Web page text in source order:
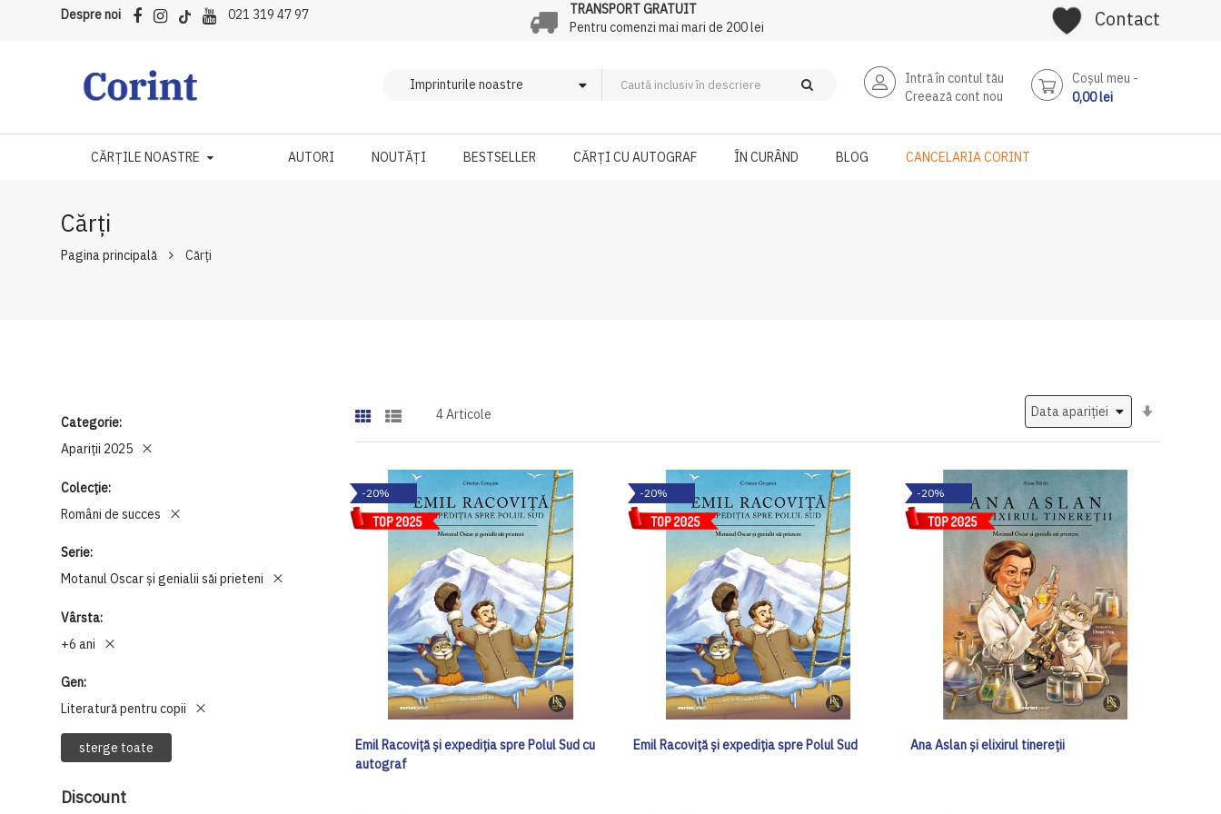
Despre noi 021 319 47 97
TRANSPORT GRATUIT
Pentru comenzi mai mari de 200 lei
Contact
Intră în contul tău
Creează cont nou
Coşul meu
0,00 lei
CĂRȚILE NOASTRE AUTORI NOUTĂȚI BESTSELLER CĂRȚI CU AUTOGRAF ÎN CURÂND BLOG CANCELARIA CORINT
Cărți
Pagina principală Cărți
Categorie
Apariții 2025
Colecție
Români de succes
Serie
Motanul Oscar și genialii săi prieteni
Vârsta
+6 ani
Gen
Literatură pentru copii
sterge toate
Discount
4Articole
-20%
Emil Racoviță și expediția spre Polul Sud cu
autograf
-20%
Emil Racoviță și expediția spre Polul Sud
-20%
Ana Aslan și elixirul tinereții